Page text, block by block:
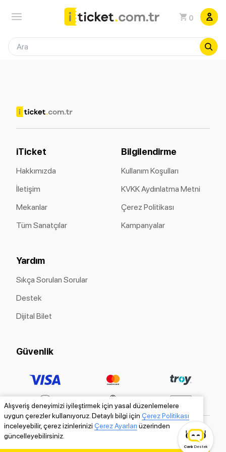
0
Alışveriş deneyimizi iyileştirmek için yasal düzenlemelere
uygun çerezler kullanıyoruz. Detaylı bilgi için Çerez Politikası
inceleyebilir, çerez izinlerinizi Çerez Ayarları üzerinden
güncelleyebilirsiniz.
iTicket
Hakkımızda
İletişim
Mekanlar
Tüm Sanatçılar
Bilgilendirme
Kullanım Koşulları
KVKK Aydınlatma Metni
Çerez Politikası
Kampanyalar
Yardım
Sıkça Sorulan Sorular
Destek
Dijital Bilet
Güvenlik
Canlı Destek